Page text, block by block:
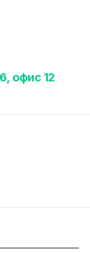
офис 12